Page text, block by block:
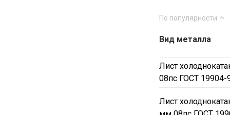
По популярности
Вид металла
Лист
08пс ГОСТ 19904-
Лист